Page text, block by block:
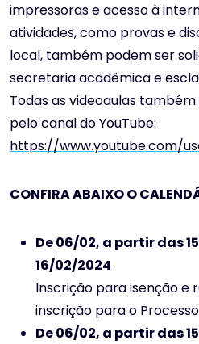
impressoras e acesso à
atividades, como provas e
local, também podem ser
secretaria acadêmica e
Todas as videoaulas
pelo canal do YouTube:
https://www.youtube.com/
CONFIRA ABAIXO O
De 06/02, a partir das
16/02/2024
Inscrição para isenção e
inscrição para o
De 06/02, a partir das